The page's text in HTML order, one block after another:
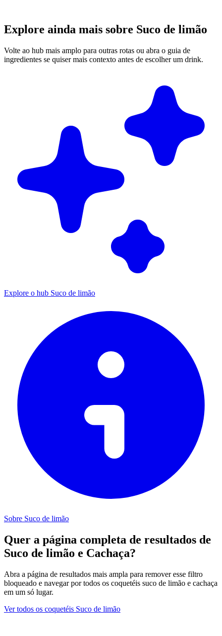
Explore ainda mais sobre Suco de limão
Volte ao hub mais amplo para outras rotas ou abra o guia de
ingredientes se quiser mais contexto antes de escolher um drink.
Explore o hub Suco de limão
Sobre Suco de limão
Quer a página completa de resultados de
Suco de limão e Cachaça?
Abra a página de resultados mais ampla para remover esse filtro
bloqueado e navegar por todos os coquetéis suco de limão e cachaça
em um só lugar.
Ver todos os coquetéis Suco de limão